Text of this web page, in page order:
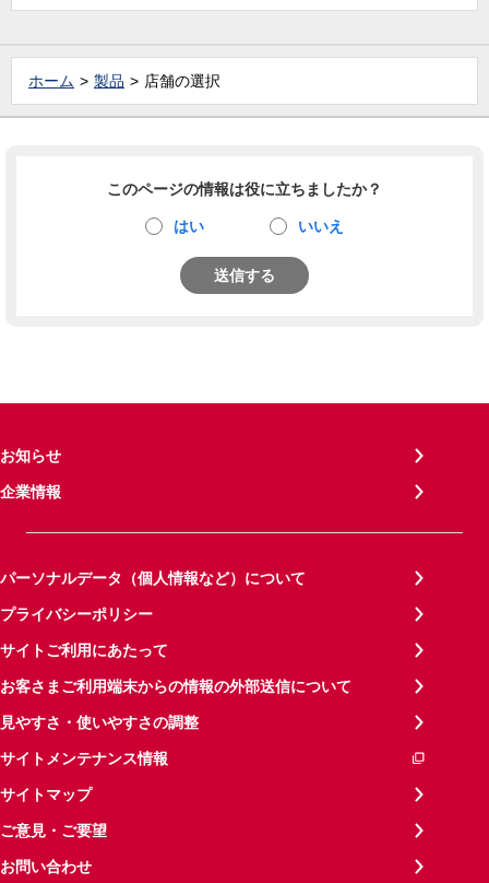
ホーム 製品 店舗の選択
このページの情報は役に立ちましたか？
はい いいえ
送信する
お知らせ
企業情報
パーソナルデータ（個人情報など）について
プライバシーポリシー
サイトご利用にあたって
お客さまご利用端末からの情報の外部送信について
見やすさ・使いやすさの調整
サイトメンテナンス情報
サイトマップ
ご意見・ご要望
お問い合わせ